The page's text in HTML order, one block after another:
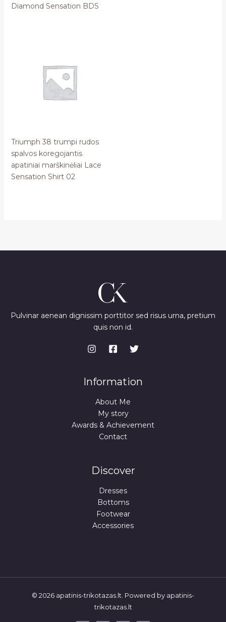
Diamond Sensation BDS
Triumph 38 trumpi rudos
spalvos koregojantis
apatiniai marškinėliai Lace
Sensation Shirt 02
Pulvinar aenean dignissim porttitor sed risus urna, pretium
quis non id.
Information
About Me
My story
Awards & Achievement
Contact
Discover
Dresses
Bottoms
Footwear
Accessories
© 2026 apatinis-trikotazas.lt. Powered by apatinis-
trikotazas.lt